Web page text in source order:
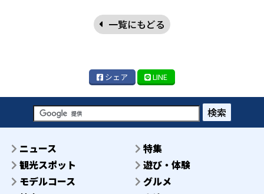
一覧にもどる
シェア LINE
検索
ニュース
特集
観光スポット
遊び・体験
モデルコース
グルメ